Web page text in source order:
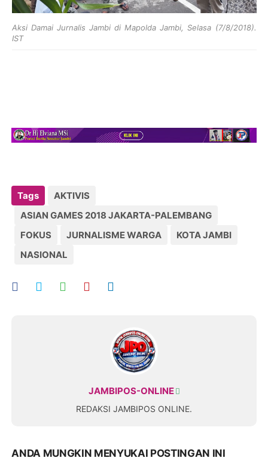
Aksi Damai Jurnalis Jambi di Mapolda Jambi, Selasa (7/8/2018).
IST
Tags
AKTIVIS
ASIAN GAMES 2018 JAKARTA-PALEMBANG
FOKUS
JURNALISME WARGA
KOTA JAMBI
NASIONAL
JAMBIPOS-ONLINE
REDAKSI JAMBIPOS ONLINE.
ANDA MUNGKIN MENYUKAI POSTINGAN INI